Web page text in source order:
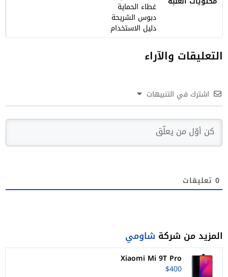
غطاء الحماية
دبوس الشريحة
دليل الاستخدام
التعليقات والآراء
اشترك في التنبيهات
0 تعليقات
المزيد من شركة شاومي
Xiaomi Mi 9T Pro
$400